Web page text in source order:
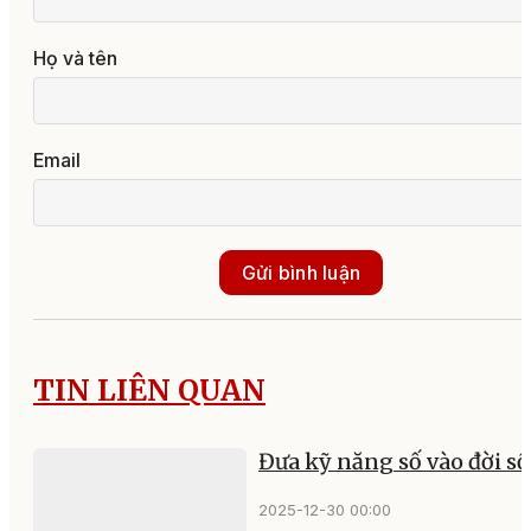
Họ và tên
Email
Gửi bình luận
TIN LIÊN QUAN
Đưa kỹ năng số vào đời
2025-12-30 00:00